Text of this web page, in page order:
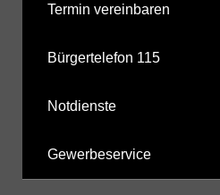
Termin vereinbaren
Bürgertelefon 115
Notdienste
Gewerbeservice